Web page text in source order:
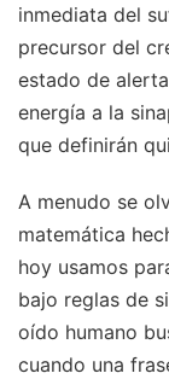
inmediata del
precursor del
estado de
energía a la
que definirán
A menudo se
matemática
hoy usamos
bajo reglas de
oído humano
cuando una